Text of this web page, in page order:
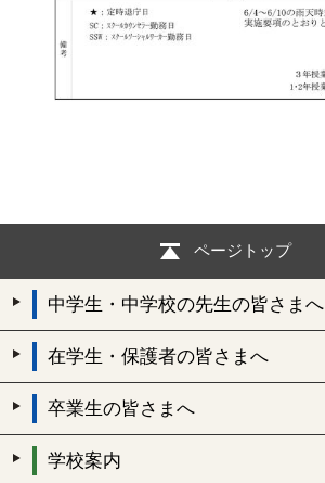
ページトップ
中学生・中学校の先生の皆さまへ
在学生・保護者の皆さまへ
卒業生の皆さまへ
学校案内